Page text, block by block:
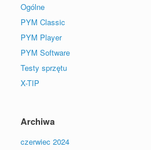
Ogólne
PYM Classic
PYM Player
PYM Software
Testy sprzętu
X-TIP
Archiwa
czerwiec 2024